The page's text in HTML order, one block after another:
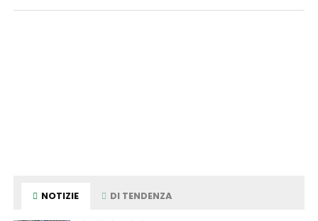
NOTIZIE DI TENDENZA